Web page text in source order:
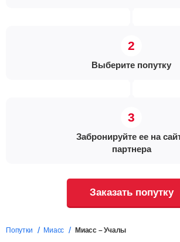
Выберите попутку
Забронируйте ее на
партнера
Заказать попутку
Попутки Миасс Миасс – Учалы